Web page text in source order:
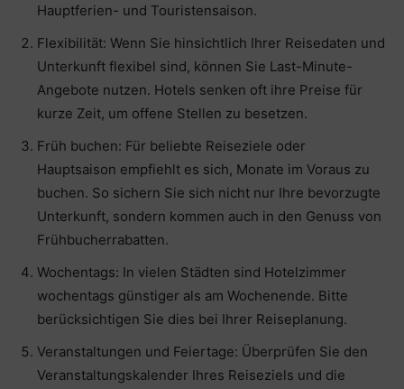
Hauptferien- und Touristensaison.
Flexibilität: Wenn Sie hinsichtlich Ihrer Reisedaten und
Unterkunft flexibel sind, können Sie Last-Minute-
Angebote nutzen. Hotels senken oft ihre Preise für
kurze Zeit, um offene Stellen zu besetzen.
Früh buchen: Für beliebte Reiseziele oder
Hauptsaison empfiehlt es sich, Monate im Voraus zu
buchen. So sichern Sie sich nicht nur Ihre bevorzugte
Unterkunft, sondern kommen auch in den Genuss von
Frühbucherrabatten.
Wochentags: In vielen Städten sind Hotelzimmer
wochentags günstiger als am Wochenende. Bitte
berücksichtigen Sie dies bei Ihrer Reiseplanung.
Veranstaltungen und Feiertage: Überprüfen Sie den
Veranstaltungskalender Ihres Reiseziels und die